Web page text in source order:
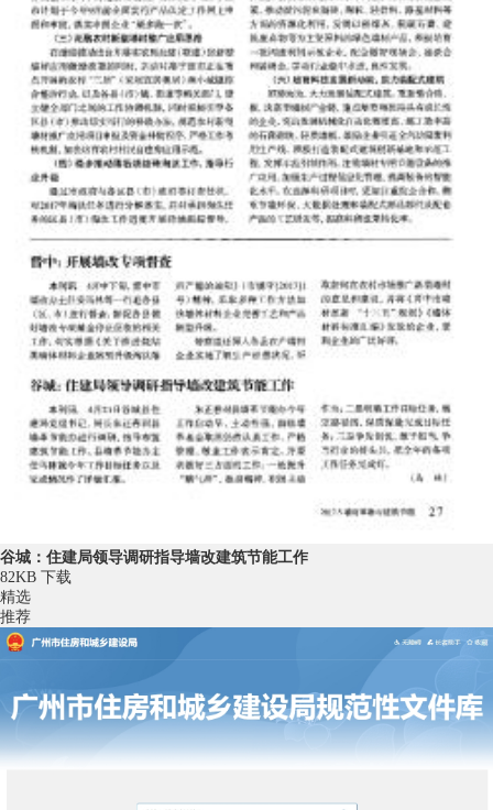
谷城：住建局领导调研指导墙改建筑节能工作
82KB 下载
精选
推荐